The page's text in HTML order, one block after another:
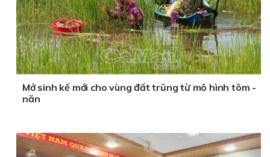
Mở sinh kế mới cho vùng đất trũng từ mô hình tôm -
năn